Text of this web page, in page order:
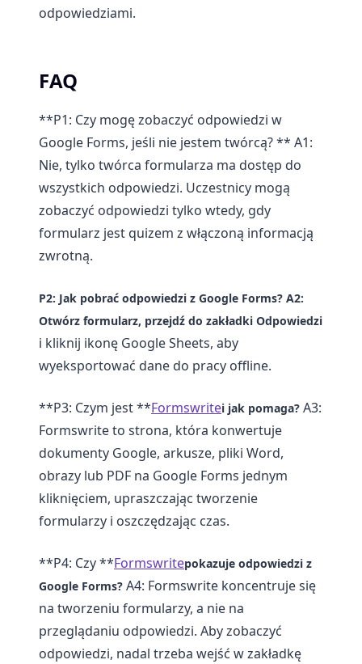
odpowiedziami.
FAQ
**P1: Czy mogę zobaczyć odpowiedzi w
Google Forms, jeśli nie jestem twórcą? ** A1:
Nie, tylko twórca formularza ma dostęp do
wszystkich odpowiedzi. Uczestnicy mogą
zobaczyć odpowiedzi tylko wtedy, gdy
formularz jest quizem z włączoną informacją
zwrotną.
P2: Jak pobrać odpowiedzi z Google Forms? A2:
Otwórz formularz, przejdź do zakładki Odpowiedzi
i kliknij ikonę Google Sheets, aby
wyeksportować dane do pracy offline.
**P3: Czym jest **Formswritei jak pomaga? A3:
Formswrite to strona, która konwertuje
dokumenty Google, arkusze, pliki Word,
obrazy lub PDF na Google Forms jednym
kliknięciem, upraszczając tworzenie
formularzy i oszczędzając czas.
**P4: Czy **Formswritepokazuje odpowiedzi z
Google Forms? A4: Formswrite koncentruje się
na tworzeniu formularzy, a nie na
przeglądaniu odpowiedzi. Aby zobaczyć
odpowiedzi, nadal trzeba wejść w zakładkę